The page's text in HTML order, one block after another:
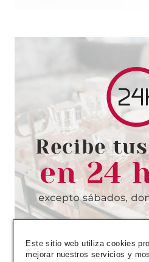
Este sitio web utiliza cookies
mejorar nuestros servicios y